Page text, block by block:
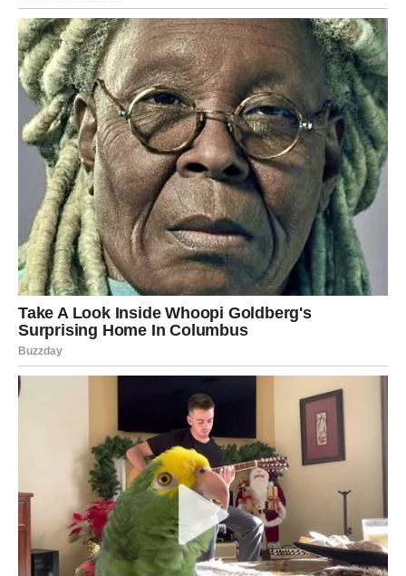
znak slabosti, već prilika za sazrijevanje i lični razvoj.
Kada nauče da se opuste i pokažu emocije, Jarčevi mogu
pronaći ravnotežu između uspjeha, ljubavi i unutrašnjeg
zadovoljstva.
**Poruka koju je Baba Vanga često ponavljala**
Iako je govorila o teškim sudbinama određenih znakova, Baba
Vanga nije vjerovala da je čovjek unaprijed osuđen na nesreću.
Smatrala je da svaki čovjek ima mogućnost da promijeni svoj
život ukoliko prepozna vlastite slabosti i radi na sebi.
Za Vage je ključ sreće bila odlučnost.
Za Rakove oslobađanje od prošlosti.
Za Jarčeve prihvatanje pomoći i fleksibilnost.
Njena vjerovanja i danas privlače pažnju ljudi širom svijeta jer
podsjećaju na važnost samopouzdanja, emocionalne
ravnoteže i ličnog razvoja. Bez obzira na horoskopski znak,
najveća snaga čovjeka nalazi se u njegovoj sposobnosti da uči
iz iskustava i da kroz izazove postane jači i mudriji.
**Zaključak**
Priče i vjerovanja Baba Vange i danas bude veliko
interesovanje jer mnogi u njima pronalaze savjete o životu,